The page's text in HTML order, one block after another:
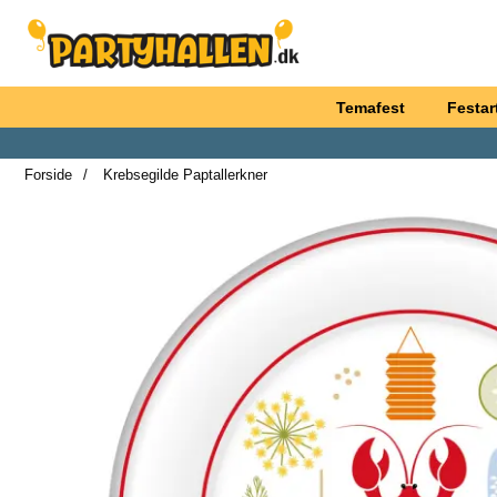
Startside for Partyhallen AB
Temafest
Forside
Krebsegilde Paptallerkner